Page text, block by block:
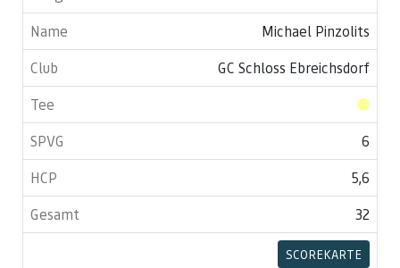
Michael Pinzolits
GC Schloss Ebreichsdorf
6
5,6
32
SCOREKARTE